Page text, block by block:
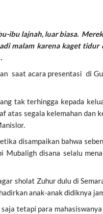
ibu lajnah, luar biasa.
malam karena kaget tidur
saat acara presentasi di
tak terhingga kepada
atas segala kelemahan dan
disampaikan bahwa
Mubaligh disana selalu
sholat Zuhur dulu di
anak-anak didiknya
tetapi para